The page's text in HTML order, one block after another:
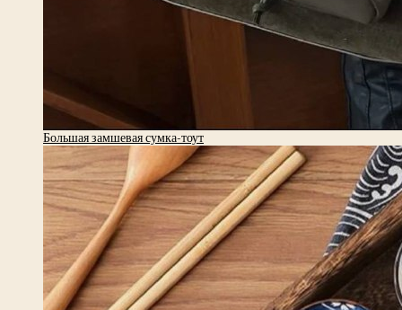
Большая замшевая сумка-тоут